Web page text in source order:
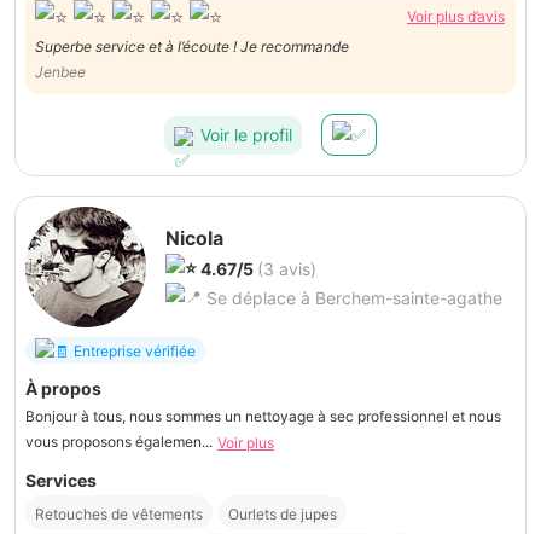
Voir plus d’avis
Superbe service et à l’écoute ! Je recommande
Jenbee
Voir le profil
Nicola
4.67/5 (3 avis)
Se déplace à Berchem-sainte-agathe
Entreprise vérifiée
À propos
Bonjour à tous, nous sommes un nettoyage à sec professionnel et nous
vous proposons égalemen... Voir plus
Services
Retouches de vêtements Ourlets de jupes